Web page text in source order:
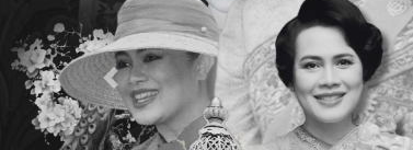
Previous